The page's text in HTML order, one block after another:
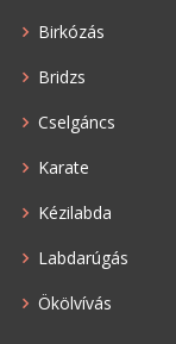
Birkózás
Bridzs
Cselgáncs
Karate
Kézilabda
Labdarúgás
Ökölvívás